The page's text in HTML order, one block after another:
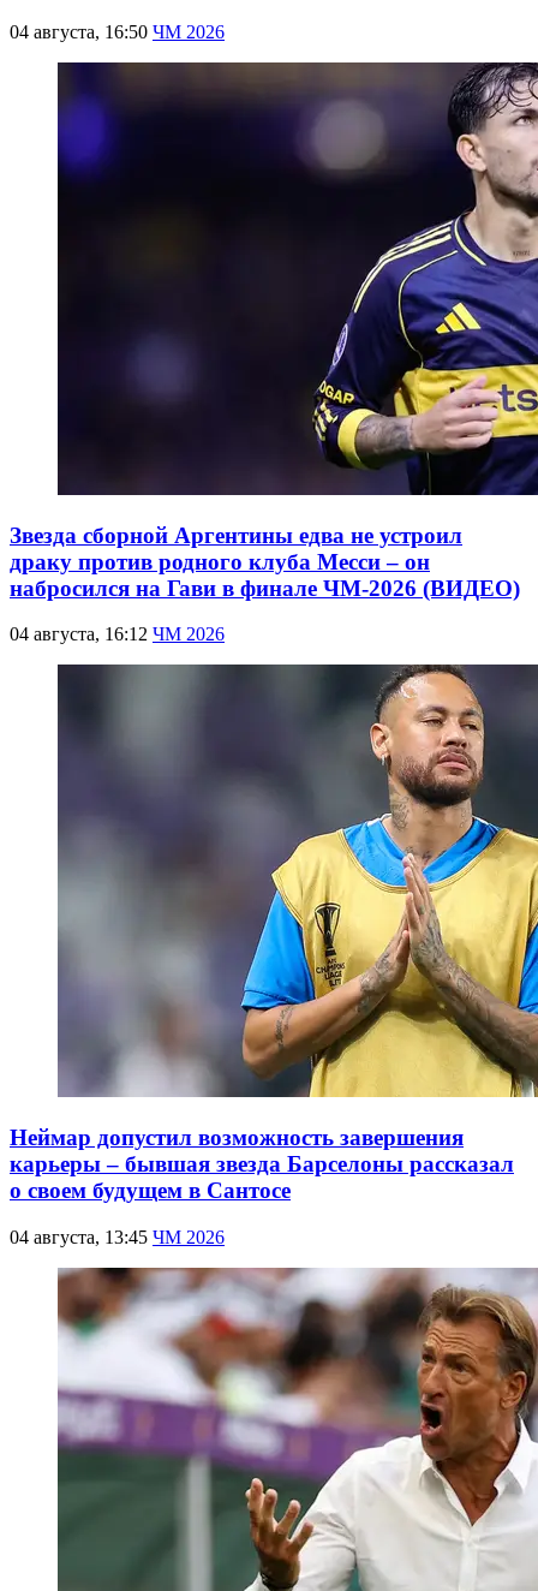
04 августа, 16:50 ЧМ 2026
Звезда сборной Аргентины едва не устроил
драку против родного клуба Месси – он
набросился на Гави в финале ЧМ-2026 (ВИДЕО)
04 августа, 16:12 ЧМ 2026
Неймар допустил возможность завершения
карьеры – бывшая звезда Барселоны рассказал
о своем будущем в Сантосе
04 августа, 13:45 ЧМ 2026